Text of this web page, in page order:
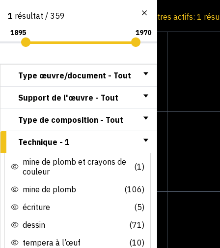
Consultation par image Filtres actifs: 1
1 résultat / 359
Type œuvre/document - Tout
Support de l'œuvre - Tout
Type de composition - Tout
Technique - 1
mine de plomb et crayons de
couleur
(1)
mine de plomb
(106)
écriture
(5)
dessin
(71)
tempera à l’œuf
(10)